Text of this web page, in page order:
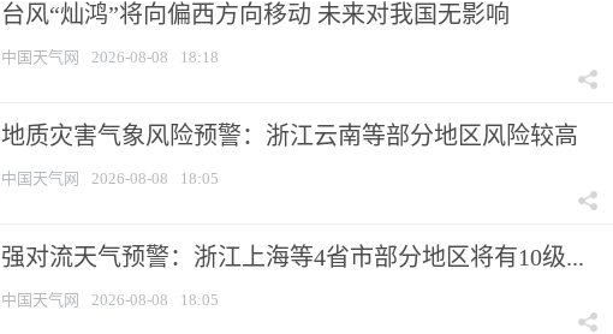
台风“灿鸿”将向偏西方向移动 未来对我国无影响
中国天气网 2026-08-08 18:18
地质灾害气象风险预警：浙江云南等部分地区风险较高
中国天气网 2026-08-08 18:05
强对流天气预警：浙江上海等4省市部分地区将有10级...
中国天气网 2026-08-08 18:05